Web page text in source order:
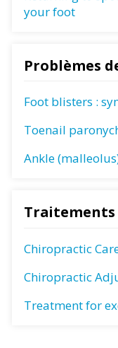
your foot
Problèmes
Foot blisters :
Toenail
Ankle
Traitements
Chiropractic
Chiropractic
Treatment for